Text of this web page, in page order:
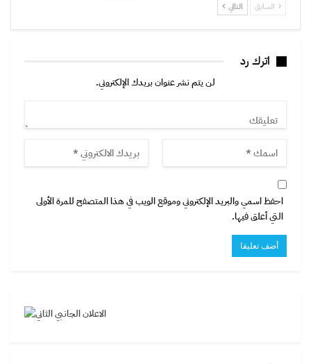
السابق التالي
اترك رد
لن يتم نشر عنوان بريدك الإلكتروني.
احفظ اسمي والبريد الإلكتروني وموقع الويب في هذا المتصفح للمرة الأولى
التي أعلق فيها.